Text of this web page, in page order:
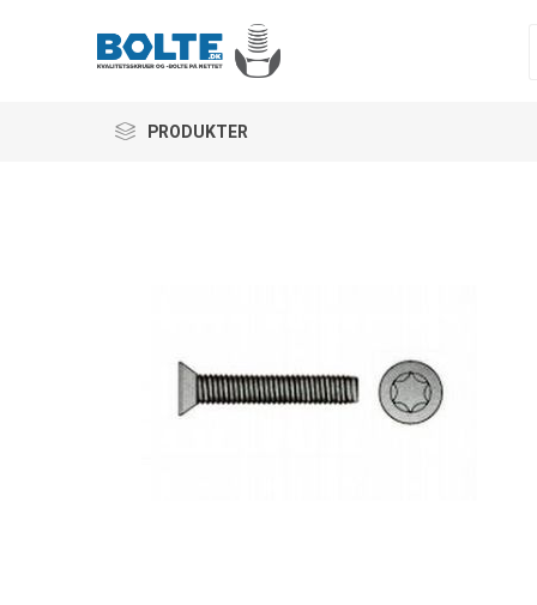
PRODUKTER